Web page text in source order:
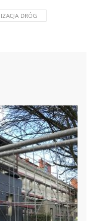
DRÓG